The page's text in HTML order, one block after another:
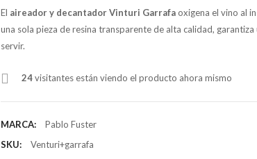
El aireador y decantador Vinturi Garrafa oxigena el vino al
una sola pieza de resina transparente de alta calidad, garantiza
servir.
24visitantes están viendo el producto ahora mismo
MARCA:
Pablo Fuster
SKU:
Venturi+garrafa